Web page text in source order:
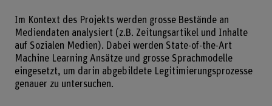
Im Kontext des Projekts werden grosse Bestände an
Mediendaten analysiert (z.B. Zeitungsartikel und Inhalte
auf Sozialen Medien). Dabei werden State-of-the-Art
Machine Learning Ansätze und grosse Sprachmodelle
eingesetzt, um darin abgebildete Legitimierungsprozesse
genauer zu untersuchen.